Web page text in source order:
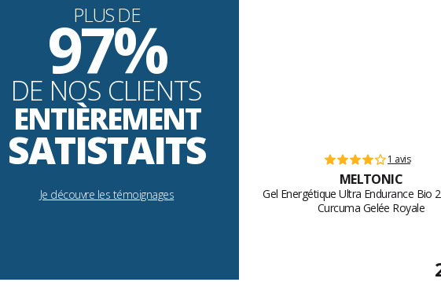
PLUS DE
97%
DE NOS CLIENTS
ENTIÈREMENT
SATISTAITS
Je découvre les témoignages
1 avis
MELTONIC
Gel Energétique Ultra Endurance Bio
Curcuma Gelée Royale